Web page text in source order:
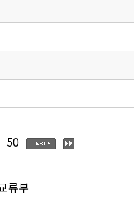
50
류부